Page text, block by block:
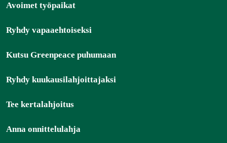
Avoimet työpaikat
Ryhdy vapaaehtoiseksi
Kutsu Greenpeace puhumaan
Ryhdy kuukausilahjoittajaksi
Tee kertalahjoitus
Anna onnittelulahja